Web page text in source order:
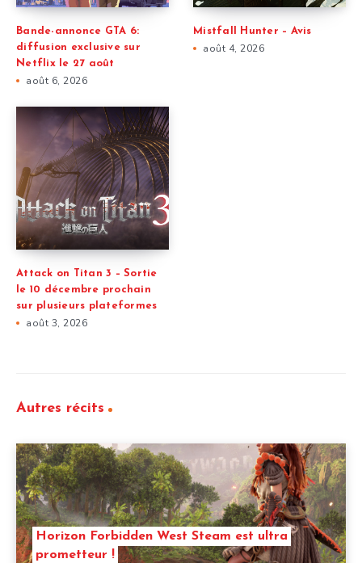
Bande-annonce GTA 6:
diffusion exclusive sur
Netflix le 27 août
août 6, 2026
Mistfall Hunter – Avis
août 4, 2026
Attack on Titan 3 – Sortie
le 10 décembre prochain
sur plusieurs plateformes
août 3, 2026
Autres récits
Horizon Forbidden West Steam est ultra
prometteur !